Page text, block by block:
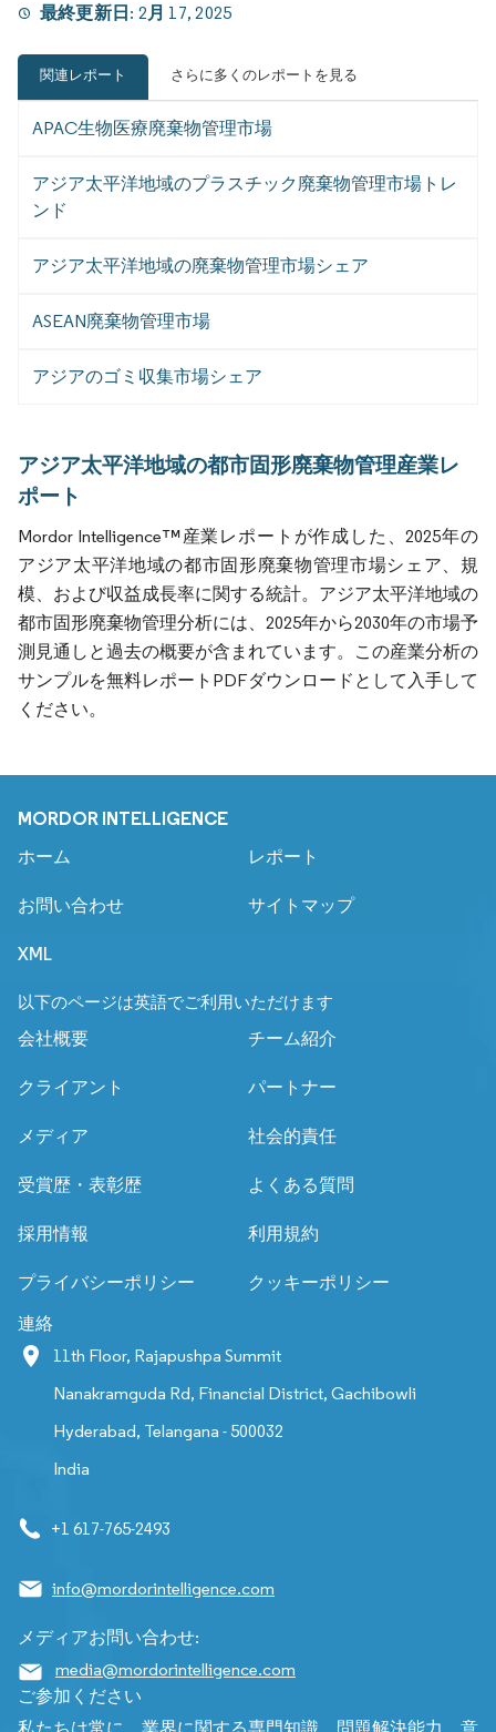
最終更新日: 2月 17, 2025
関連レポート さらに多くのレポートを見る
APAC生物医療廃棄物管理市場
アジア太平洋地域のプラスチック廃棄物管理市場トレ
ンド
アジア太平洋地域の廃棄物管理市場シェア
ASEAN廃棄物管理市場
アジアのゴミ収集市場シェア
アジア太平洋地域の都市固形廃棄物管理産業レ
ポート
Mordor Intelligence™産業レポートが作成した、2025年の
アジア太平洋地域の都市固形廃棄物管理市場シェア、規
模、および収益成長率に関する統計。アジア太平洋地域の
都市固形廃棄物管理分析には、2025年から2030年の市場予
測見通しと過去の概要が含まれています。この産業分析の
サンプルを無料レポートPDFダウンロードとして入手して
ください。
MORDOR INTELLIGENCE
ホーム レポート
お問い合わせ サイトマップ
XML
以下のページは英語でご利用いただけます
会社概要
チーム紹介
クライアント パートナー
メディア 社会的責任
受賞歴・表彰歴 よくある質問
採用情報 利用規約
プライバシーポリシー クッキーポリシー
連絡
11th Floor, Rajapushpa Summit
Nanakramguda Rd, Financial District, Gachibowli
Hyderabad, Telangana - 500032
India
+1 617-765-2493
info@mordorintelligence.com
メディアお問い合わせ:
media@mordorintelligence.com
ご参加ください